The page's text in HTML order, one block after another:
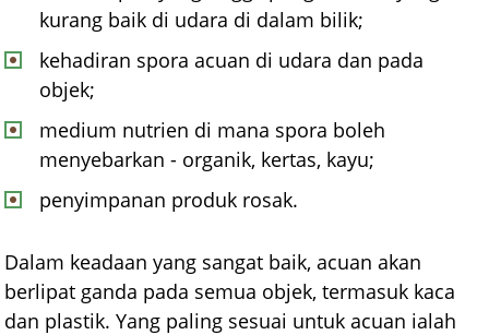
kurang baik di udara di dalam bilik;
kehadiran spora acuan di udara dan pada
objek;
medium nutrien di mana spora boleh
menyebarkan - organik, kertas, kayu;
penyimpanan produk rosak.
Dalam keadaan yang sangat baik, acuan akan
berlipat ganda pada semua objek, termasuk kaca
dan plastik. Yang paling sesuai untuk acuan ialah